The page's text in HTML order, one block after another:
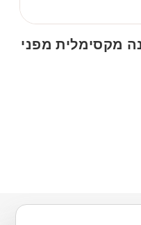
מקסימלית מפני